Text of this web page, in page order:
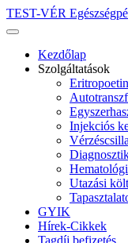
TEST-VÉR
Kezdőlap
Szolgáltatások
Injekciós
Utazási
GYIK
Hírek-Cikkek
Tagdíj befizetés